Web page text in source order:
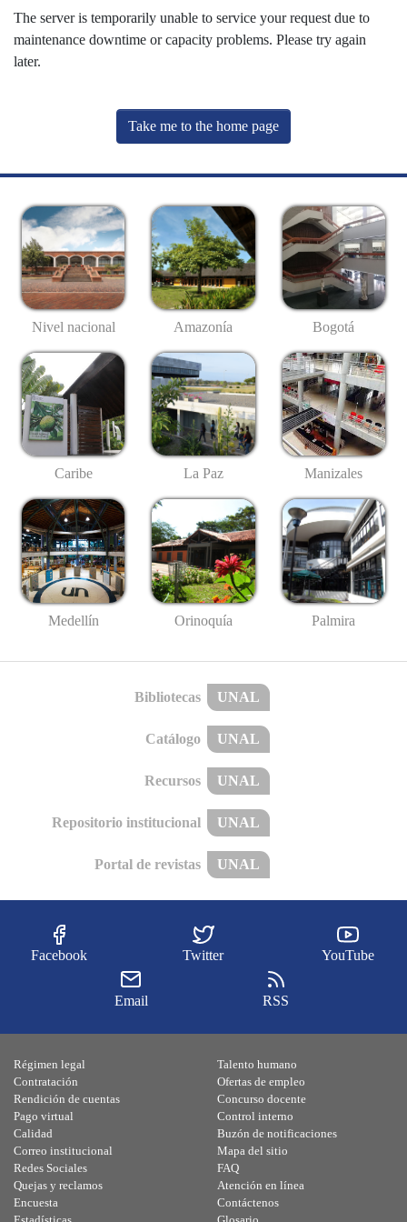
The server is temporarily unable to service your request due to
maintenance downtime or capacity problems. Please try again
later.
Take me to the home page
Nivel nacional Amazonía Bogotá
Caribe La Paz Manizales
Medellín Orinoquía Palmira
Bibliotecas UNAL
Catálogo UNAL
Recursos UNAL
Repositorio institucional UNAL
Portal de revistas UNAL
Facebook Twitter YouTube
Email RSS
Régimen legal
Contratación
Rendición de cuentas
Pago virtual
Calidad
Talento humano
Ofertas de empleo
Concurso docente
Control interno
Buzón de notificaciones
Correo institucional
Redes Sociales
Quejas y reclamos
Encuesta
Mapa del sitio
FAQ
Atención en línea
Contáctenos